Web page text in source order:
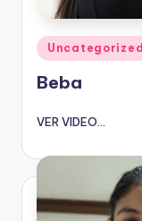
Publicado
en
Uncategorized
Beba
VER VIDEO...